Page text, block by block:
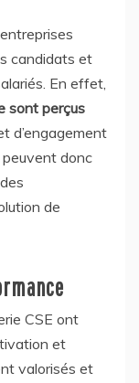
candidats et
En effet,
sont perçus
d’engagement
donc
de
CSE ont
et
valorisés et